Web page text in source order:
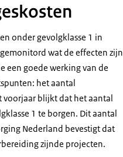
onder gevolgklasse 1 in
wat de effecten zijn
een goede werking van de
het aantal
voorjaar blijkt dat het aantal
1 te borgen. Dit aantal
Nederland bevestigt dat
zijnde projecten.